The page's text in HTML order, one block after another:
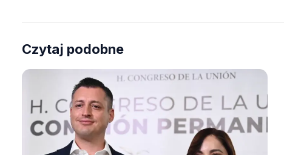
Czytaj podobne